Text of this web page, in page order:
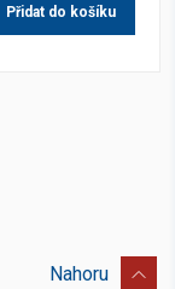
Přidat do košíku
Nahoru